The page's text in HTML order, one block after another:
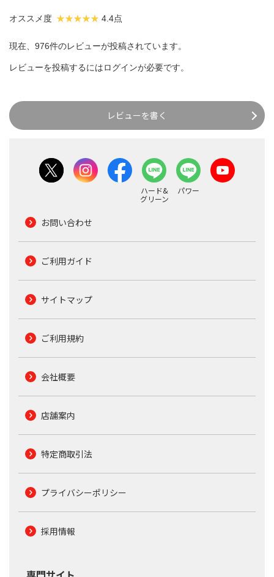
オススメ度 4.4点
現在、976件のレビューが投稿されています。
レビューを投稿するにはログインが必要です。
レビューを書く
ハード&
グリーン
パワー
お問い合わせ
ご利用ガイド
サイトマップ
ご利用規約
会社概要
店舗案内
特定商取引法
プライバシーポリシー
採用情報